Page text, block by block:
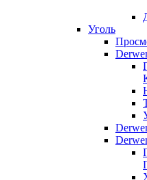
Уголь